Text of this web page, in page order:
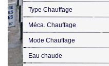
Type Chauffage
Méca. Chauffage
Mode Chauffage
Eau chaude